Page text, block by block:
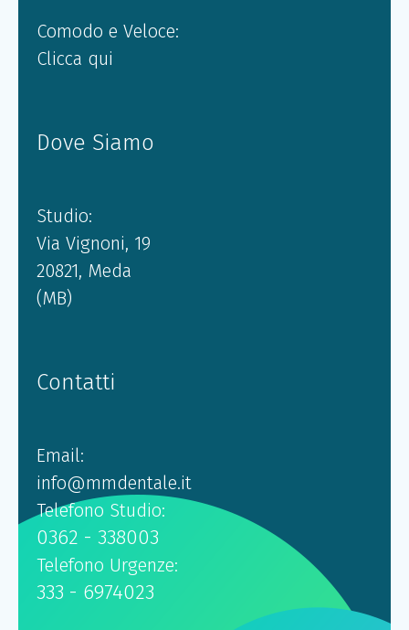
Comodo e Veloce:
Clicca qui
Dove Siamo
Studio:
Via Vignoni, 19
20821, Meda
(MB)
Contatti
Email:
info@mmdentale.it
Telefono Studio:
0362 - 338003
Telefono Urgenze:
333 - 6974023